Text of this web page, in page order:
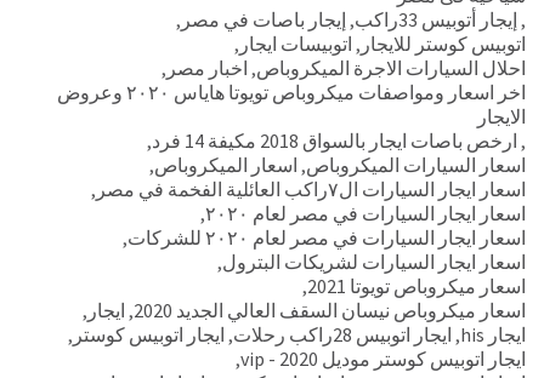
, إيجار أتوبيس 33راكب , إيجار باصات في مصر ,
اتوبيس كوستر للايجار , اتوبيسات ايجار ,
احلال السيارات الاجرة الميكروباص, اخبار مصر ,
اخر اسعار ومواصفات ميكروباص تويوتا هاياس ٢٠٢٠ وعروض
الايجار
, ارخص باصات ايجار بالسواق 2018 مكيفة 14 فرد
,
اسعار السيارات الميكروباص, اسعار الميكروباص,
اسعار ايجار السيارات ال٧راكب العائلية الفخمة في مصر
,
اسعار ايجار السيارات في مصر لعام ٢٠٢٠
,
اسعار ايجار السيارات في مصر لعام ٢٠٢٠ للشركات
,
اسعار ايجار السيارات لشريكات البترول,
اسعار ميكروباص تويوتا 2021
,
اسعار ميكروباص نيسان السقف العالي الجديد 2020
, ايجار ,
ايجار his
, ايجار اتوبيس 28راكب رحلات , ايجار اتوبيس كوستر ,
ايجار اتوبيس كوستر موديل 2020 - vip
,